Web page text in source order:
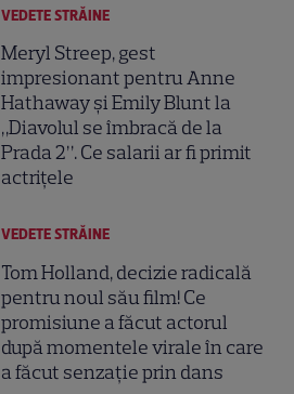
VEDETE STRĂINE
Meryl Streep, gest
impresionant pentru Anne
Hathaway și Emily Blunt la
„Diavolul se îmbracă de la
Prada 2”. Ce salarii ar fi primit
actrițele
VEDETE STRĂINE
Tom Holland, decizie radicală
pentru noul său film! Ce
promisiune a făcut actorul
după momentele virale în care
a făcut senzație prin dans